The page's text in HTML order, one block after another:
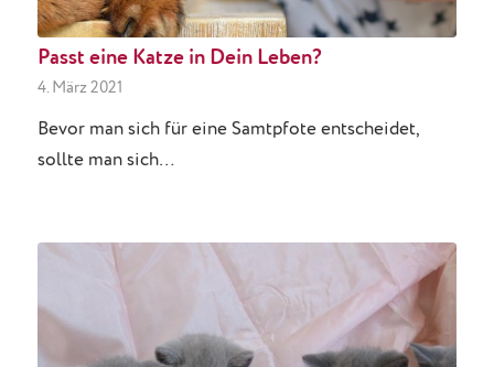
Passt eine Katze in Dein Leben?
4. März 2021
Bevor man sich für eine Samtpfote entscheidet,
sollte man sich…